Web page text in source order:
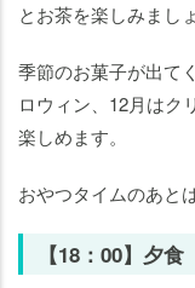
とお茶を楽しみましょ
季節のお菓子が出て
ロウィン、12月はク
楽しめます。
おやつタイムのあと
【18：00】夕食